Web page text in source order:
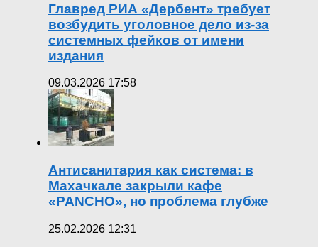
Главред РИА «Дербент» требует
возбудить уголовное дело из-за
системных фейков от имени
издания
09.03.2026 17:58
Антисанитария как система: в
Махачкале закрыли кафе
«PANCHO», но проблема глубже
25.02.2026 12:31